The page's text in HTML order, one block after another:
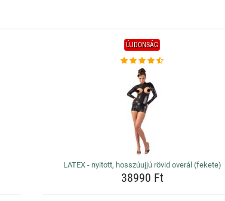
ÚJDONSÁG
LATEX - nyitott, hosszúujjú rövid overál (fekete)
38990 Ft